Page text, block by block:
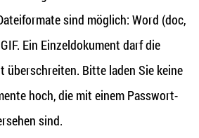
sind möglich: Word (doc,
Ein Einzeldokument darf die
überschreiten. Bitte laden Sie keine
hoch, die mit einem Passwort-
sind.